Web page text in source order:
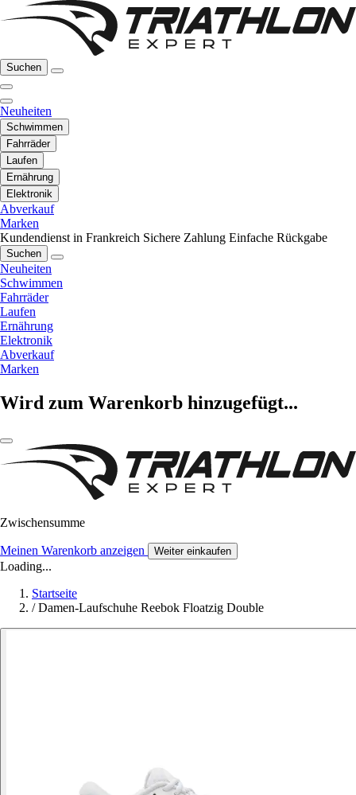
Suchen
Neuheiten
Schwimmen
Fahrräder
Laufen
Ernährung
Elektronik
Abverkauf
Marken
Kundendienst in Frankreich Sichere Zahlung Einfache Rückgabe
Suchen
Neuheiten
Schwimmen
Fahrräder
Laufen
Ernährung
Elektronik
Abverkauf
Marken
Wird zum Warenkorb hinzugefügt...
Zwischensumme
Meinen Warenkorb anzeigen Weiter einkaufen
Loading...
Startseite
/ Damen-Laufschuhe Reebok Floatzig Double